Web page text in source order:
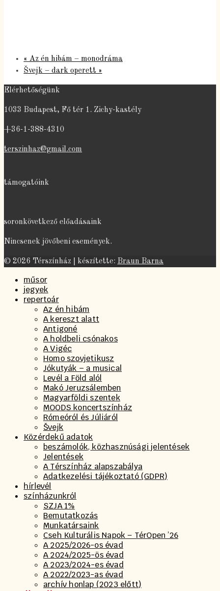
« Az én hibám – monodráma
Švejk – dark operett »
Elérhetőségünk
1033 Budapest, Fő tér 1. Zichy-kastély
+36-1-388-4310
terszinhaz@gmail.com
támogatóink
soronkövetkező előadásaink
Nincsenek jövőbeni események.
© 2026 Térszínház | készítette: Braun Barna
műsor
jegyek
repertoár
Az én hibám
A kereszt alatt
Antigoné
A holdbeli csónakos
A Vigéc
Homo szovjetikusz
Jókutyák – a musical
Levél a Föld alól
Makó Jeruzsálemben
Magyarföldi szentek
MOODS koncertszínház
Rómeóról és Júliáról
Švejk
Közérdekű adatok
beszámolók, közhasznúsági jelentések
Jelentések
A Térszínház alapszabálya
Adatkezelési tájékoztató (GDPR)
hírlevél
színházunkról
SZJA 1%
Bemutatkozás
Munkatársaink
Cseh Kulturális Napok – TérOpen ’26
A 2025/2026-os évad
A 2024/2025-ös évad
A 2023/2024-es évad
A 2022/2023-as évad
archív honlap (2023 előtt)